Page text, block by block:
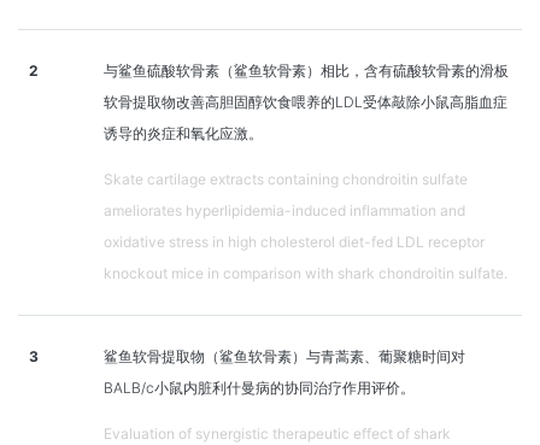
2
与鲨鱼硫酸软骨素（鲨鱼软骨素）相比，含有硫酸软骨素的滑板
软骨提取物改善高胆固醇饮食喂养的LDL受体敲除小鼠高脂血症
诱导的炎症和氧化应激。
Skate cartilage extracts containing chondroitin sulfate
ameliorates hyperlipidemia-induced inflammation and
oxidative stress in high cholesterol diet-fed LDL receptor
knockout mice in comparison with shark chondroitin sulfate.
3
鲨鱼软骨提取物（鲨鱼软骨素）与青蒿素、葡聚糖时间对
BALB/c小鼠内脏利什曼病的协同治疗作用评价。
Evaluation of synergistic therapeutic effect of shark